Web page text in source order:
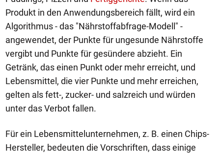
Produkt in den Anwendungsbereich fällt, wird ein
Algorithmus - das "Nährstoffabfrage-Modell" -
angewendet, der Punkte für ungesunde Nährstoffe
vergibt und Punkte für gesündere abzieht. Ein
Getränk, das einen Punkt oder mehr erreicht, und
Lebensmittel, die vier Punkte und mehr erreichen,
gelten als fett-, zucker- und salzreich und würden
unter das Verbot fallen.
Für ein Lebensmittelunternehmen, z. B. einen Chips-
Hersteller, bedeuten die Vorschriften, dass einige